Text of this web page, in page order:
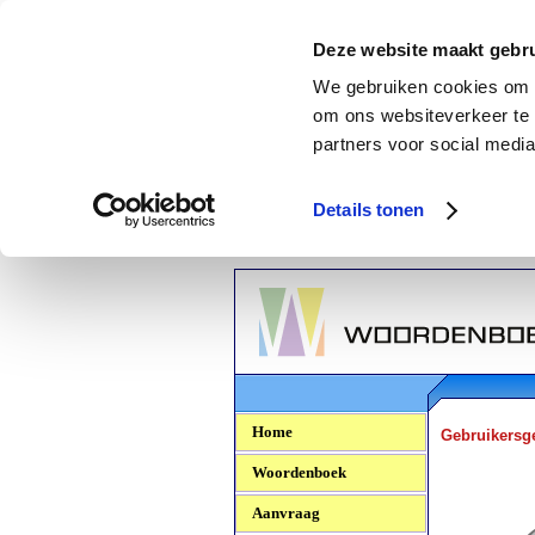
Deze website maakt
We gebruiken cookies
om ons websiteverkeer
partners voor social
Details tonen
Woordenboek.NU
Home
Woordenboek
Aanvraag